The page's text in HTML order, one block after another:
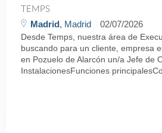
TEMPS
Madrid, Madrid 02/07/2026
Desde Temps, nuestra área de
buscando para un cliente, empresa
en Pozuelo de Alarcón un/a Jefe de
InstalacionesFunciones